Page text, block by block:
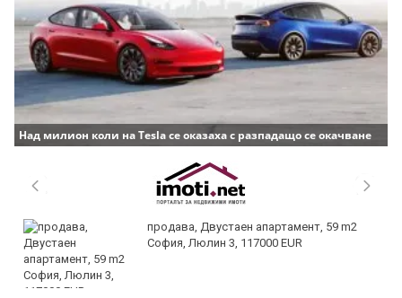
Над милион коли на Tesla се оказаха с разпадащо се окачване
продава, Двустаен апартамент, 59 m2
София, Люлин 3, 117000 EUR